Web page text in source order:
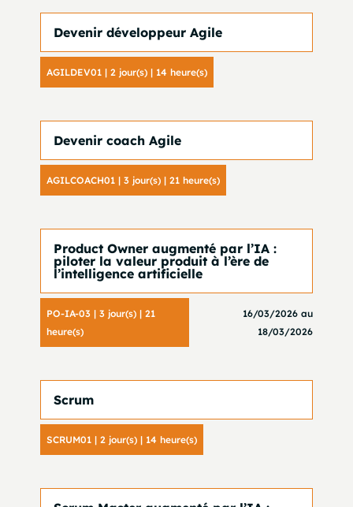
Devenir développeur Agile
AGILDEV01 | 2 jour(s) | 14 heure(s)
Devenir coach Agile
AGILCOACH01 | 3 jour(s) | 21 heure(s)
Product Owner augmenté par l’IA :
piloter la valeur produit à l’ère de
l’intelligence artificielle
PO-IA-03 | 3 jour(s) | 21
heure(s)
16/03/2026 au
18/03/2026
Scrum
SCRUM01 | 2 jour(s) | 14 heure(s)